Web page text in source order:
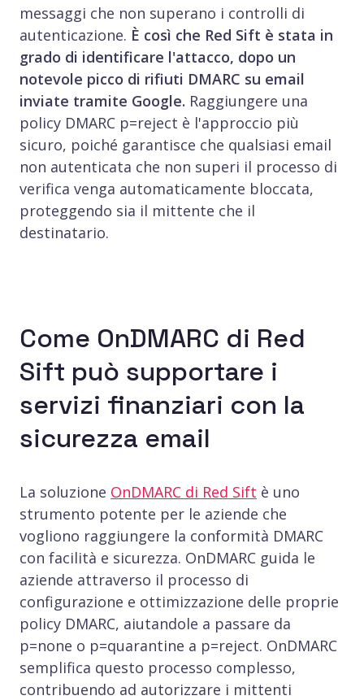
messaggi che non superano i controlli di
autenticazione. È così che Red Sift è stata in
grado di identificare l'attacco, dopo un
notevole picco di rifiuti DMARC su email
inviate tramite Google. Raggiungere una
policy DMARC p=reject è l'approccio più
sicuro, poiché garantisce che qualsiasi email
non autenticata che non superi il processo di
verifica venga automaticamente bloccata,
proteggendo sia il mittente che il
destinatario.
Come OnDMARC di Red
Sift può supportare i
servizi finanziari con la
sicurezza email
La soluzione OnDMARC di Red Sift è uno
strumento potente per le aziende che
vogliono raggiungere la conformità DMARC
con facilità e sicurezza. OnDMARC guida le
aziende attraverso il processo di
configurazione e ottimizzazione delle proprie
policy DMARC, aiutandole a passare da
p=none o p=quarantine a p=reject. OnDMARC
semplifica questo processo complesso,
contribuendo ad autorizzare i mittenti